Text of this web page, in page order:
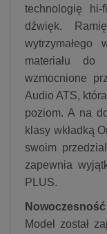
technologię
dźwięk.
wytrzymałego
materiału
wzmocnione
Audio ATS,
poziom. A na
klasy wkładką
swoim
zapewnia
PLUS.
Model został